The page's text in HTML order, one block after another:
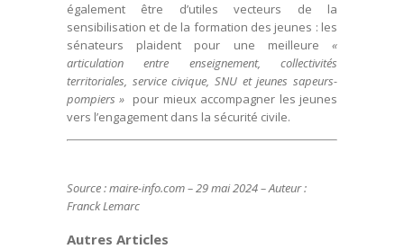
également être d’utiles vecteurs de la
sensibilisation et de la formation des jeunes : les
sénateurs plaident pour une meilleure «
articulation entre enseignement, collectivités
territoriales, service civique, SNU et jeunes sapeurs-
pompiers » pour mieux accompagner les jeunes
vers l’engagement dans la sécurité civile.
Source : maire-info.com – 29 mai 2024 – Auteur :
Franck Lemarc
Autres Articles